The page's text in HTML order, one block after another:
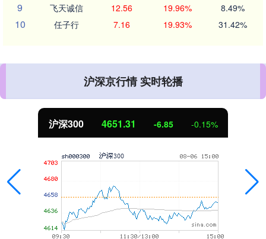
9 飞天诚信 12.56 19.96% 8.49%
10 任子行 7.16 19.93% 31.42%
沪深京行情 实时轮播
沪深300 4651.31 -6.85 -0.15%